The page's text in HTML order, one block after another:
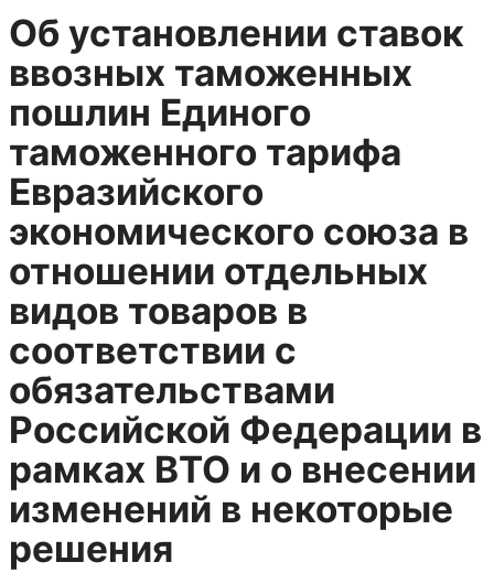
Об установлении ставок
ввозных таможенных
пошлин Единого
таможенного тарифа
Евразийского
экономического союза в
отношении отдельных
видов товаров в
соответствии с
обязательствами
Российской Федерации в
рамках ВТО и о внесении
изменений в некоторые
решения